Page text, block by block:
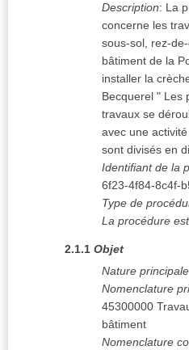
Description: La
concerne les
sous-sol, rez-
bâtiment de la
installer la
Becquerel " Les
travaux se
avec une
sont divisés en
Identifiant de la
6f23-4f84-8c4f-
Type de
La procédure
2.1.1 Objet
Nature
Nomenclature
45300000
bâtiment
Nomenclature